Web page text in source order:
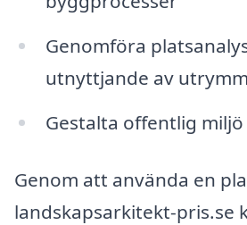
Genomföra
utnyttjande av
Gestalta offentlig
Genom att använda en
landskapsarkitekt-pris.se